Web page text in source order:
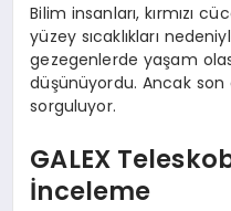
Bilim insanları, kırmızı
yüzey sıcaklıkları
gezegenlerde yaşam
düşünüyordu. Ancak son
sorguluyor.
GALEX
İnceleme